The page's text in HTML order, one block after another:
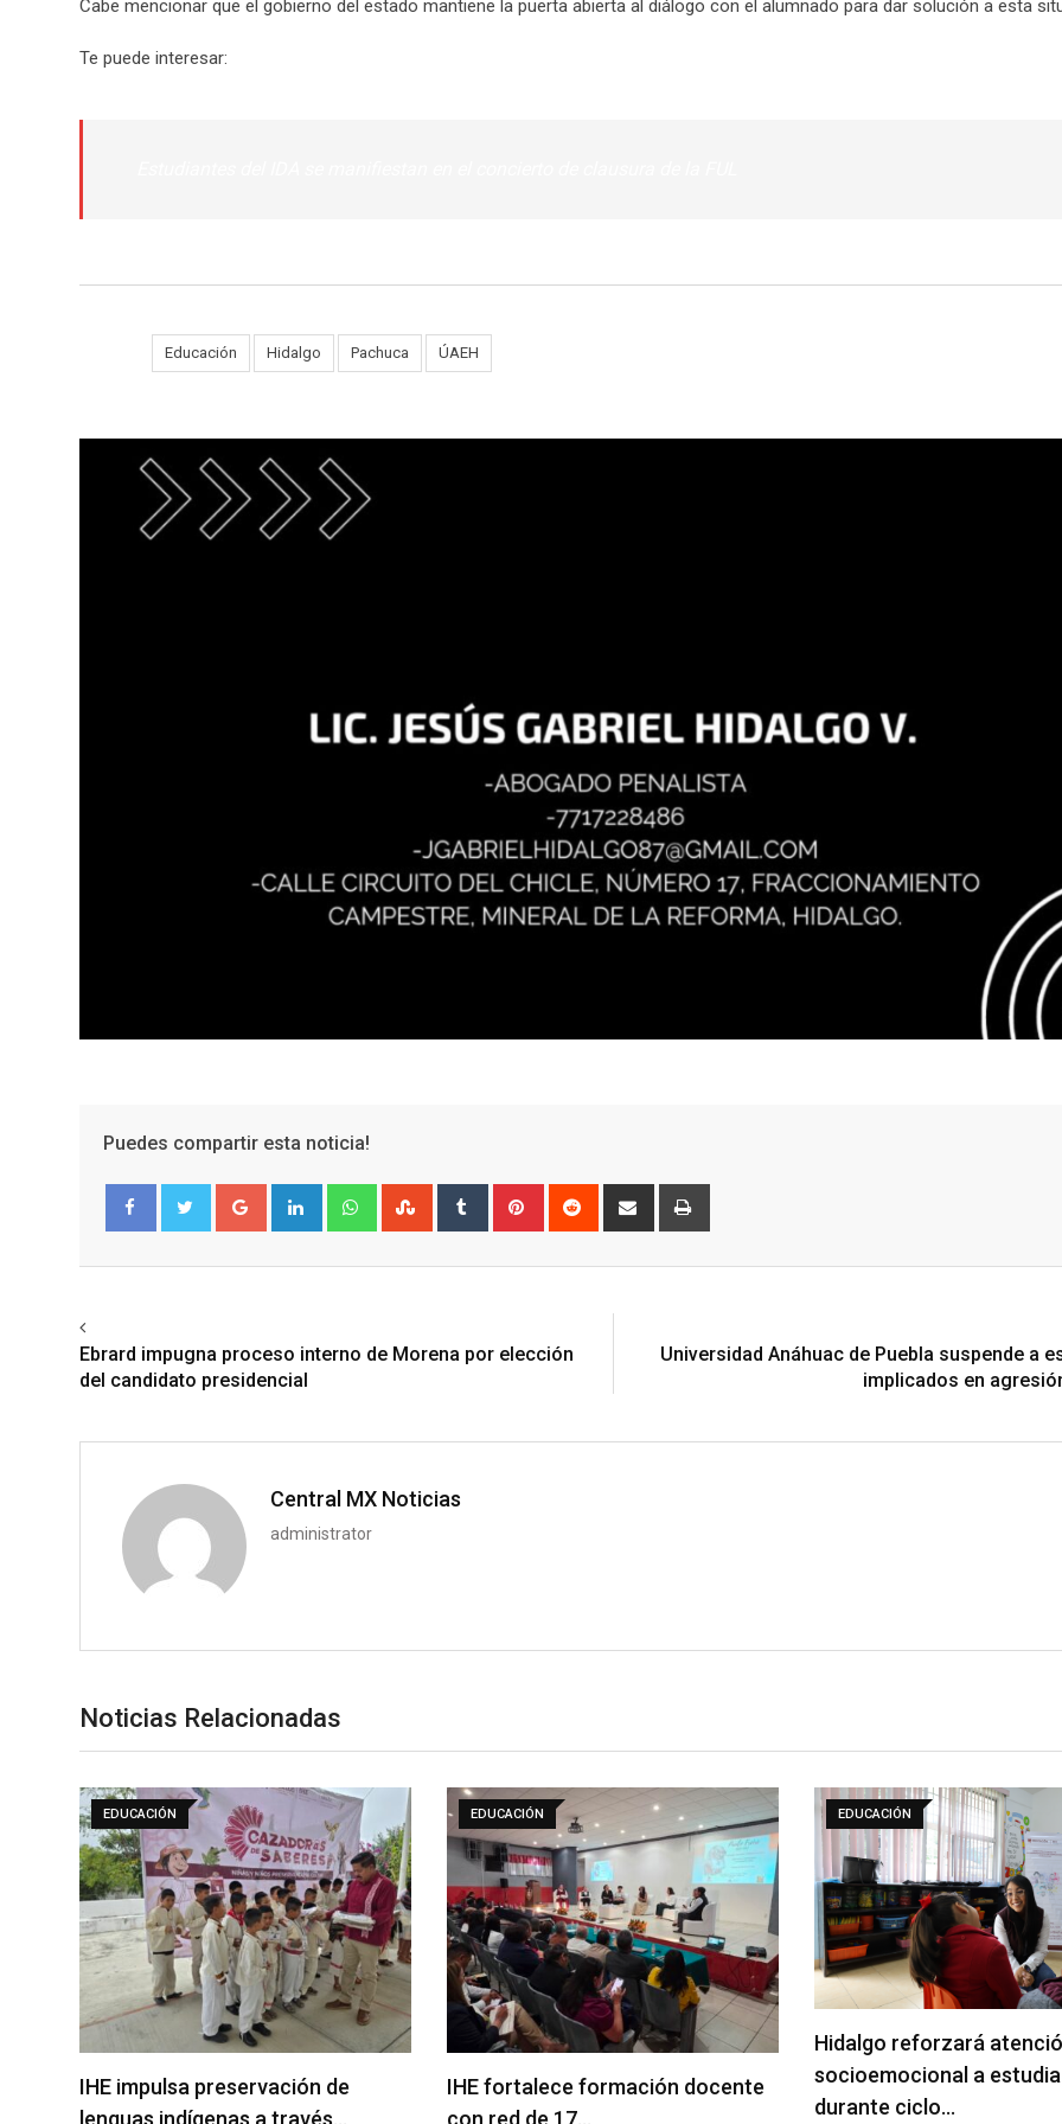
Cabe mencionar que el gobierno del estado mantiene la puerta abierta al diálogo con el alumnado para dar solución a esta
Te puede interesar:
Educación Hidalgo Pachuca ÚAEH
Puedes compartir esta noticia!
Google+ LinkedIn WhatsappStumbleUpon
Tumblr Pinterest Reddit
Share
Ebrard impugna proceso interno de Morena por elección
del candidato presidencial
Universidad Anáhuac de Puebla suspende a
implicados en
Central MX Noticias
administrator
Noticias Relacionadas
EDUCACIÓN
IHE impulsa preservación de
lenguas indígenas a través…
EDUCACIÓN
IHE fortalece formación docente
con red de 17…
EDUCACIÓN
Hidalgo reforzará
socioemocional a
durante ciclo…